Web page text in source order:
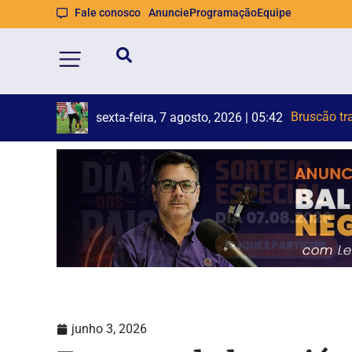
Fale conosco AnuncieProgramaçãoEquipe
sexta-feira, 7 agosto, 2026 | 05:14 Colisão
Rock na
junho 3, 2026